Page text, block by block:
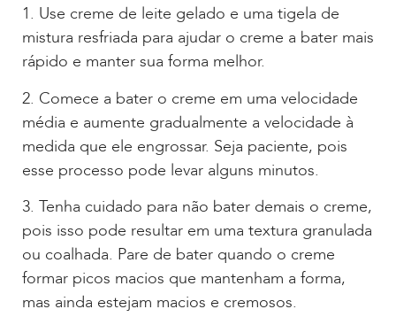
1. Use creme de leite gelado e uma tigela de
mistura resfriada para ajudar o creme a bater mais
rápido e manter sua forma melhor.
2. Comece a bater o creme em uma velocidade
média e aumente gradualmente a velocidade à
medida que ele engrossar. Seja paciente, pois
esse processo pode levar alguns minutos.
3. Tenha cuidado para não bater demais o creme,
pois isso pode resultar em uma textura granulada
ou coalhada. Pare de bater quando o creme
formar picos macios que mantenham a forma,
mas ainda estejam macios e cremosos.